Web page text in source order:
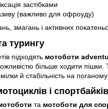
застібками
(важливо для офроуду)
змагань і активних
турингу
підходять мотоботи
більше ходити
й стабільність на поганому
і спортбайків
та мотоботи для